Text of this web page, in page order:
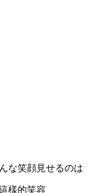
な笑顔見せるのは
樣的笑容